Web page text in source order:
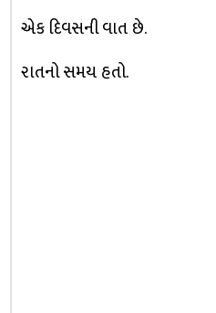
એક દિવસની વાત છે.
રાતનો સમય હતો.